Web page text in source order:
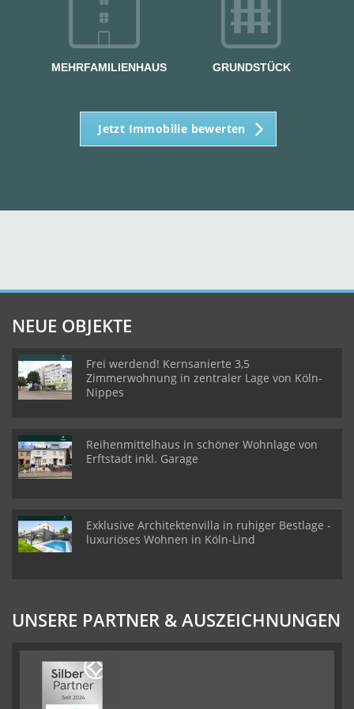
MEHRFAMILIENHAUS GRUNDSTÜCK
Jetzt Immobilie bewerten
NEUE OBJEKTE
Frei werdend! Kernsanierte 3,5
Zimmerwohnung in zentraler Lage von Köln-
Nippes
Reihenmittelhaus in schöner Wohnlage von
Erftstadt inkl. Garage
Exklusive Architektenvilla in ruhiger Bestlage -
luxuriöses Wohnen in Köln-Lind
UNSERE PARTNER & AUSZEICHNUNGEN